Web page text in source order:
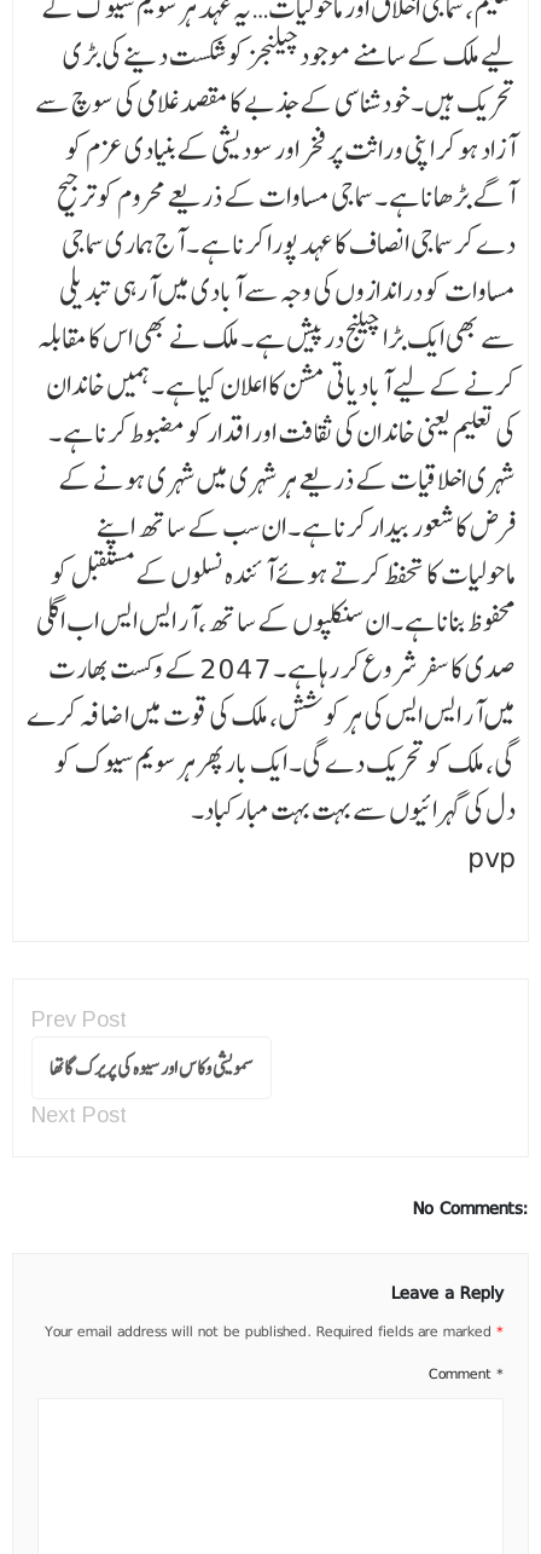
لیے ملک کے سامنے موجود چیلنجز کو شکست دینے کی بڑی
تحریک ہیں۔خودشناسی کے جذبے کا مقصد غلامی کی سوچ سے
آزاد ہو کر اپنی وراثت پر فخر اور سودیشی کے بنیادی عزم کو
آگے بڑھانا ہے ۔ سماجی مساوات کے ذریعے محروم کو ترجیح
دے کر سماجی انصاف کا عہد پورا کرنا ہے ۔ آج ہماری سماجی
مساوات کو دراندازوں کی وجہ سے آبادی میں آرہی تبدیلی
سے بھی ایک بڑا چیلنج درپیش ہے ۔ ملک نے بھی اس کا مقابلہ
کرنے کے لیے آبادیاتی مشن کا اعلان کیا ہے ۔ ہمیں خاندان
کی تعلیم یعنی خاندان کی ثقافت اور اقدار کو مضبوط کرنا ہے ۔
شہری اخلاقیات کے ذریعے ہر شہری میں شہری ہونے کے
فرض کا شعور بیدار کرنا ہے ۔ ان سب کے ساتھ اپنے
ماحولیات کا تحفظ کرتے ہوئے آئندہ نسلوں کے مستقبل کو
محفوظ بنانا ہے ۔ان سنکلپوں کے ساتھ،آر ایس ایس اب اگلی
صدی کا سفر شروع کر رہا ہے ۔ 2047 کے وکست بھارت
میں آر ایس ایس کی ہر کوشش، ملک کی قوت میں اضافہ کرے
گی، ملک کو تحریک دے گی۔ ایک بار پھر ہر سویم سیوک کو
دل کی گہرائیوں سے بہت بہت مبارکباد۔
pvp
Prev Post
سمویشی وکاس اور سیوہ کی پریرک گاتھا
Next Post
No Comments:
Leave a Reply
Your email address will not be published. Required fields are marked *
Comment *